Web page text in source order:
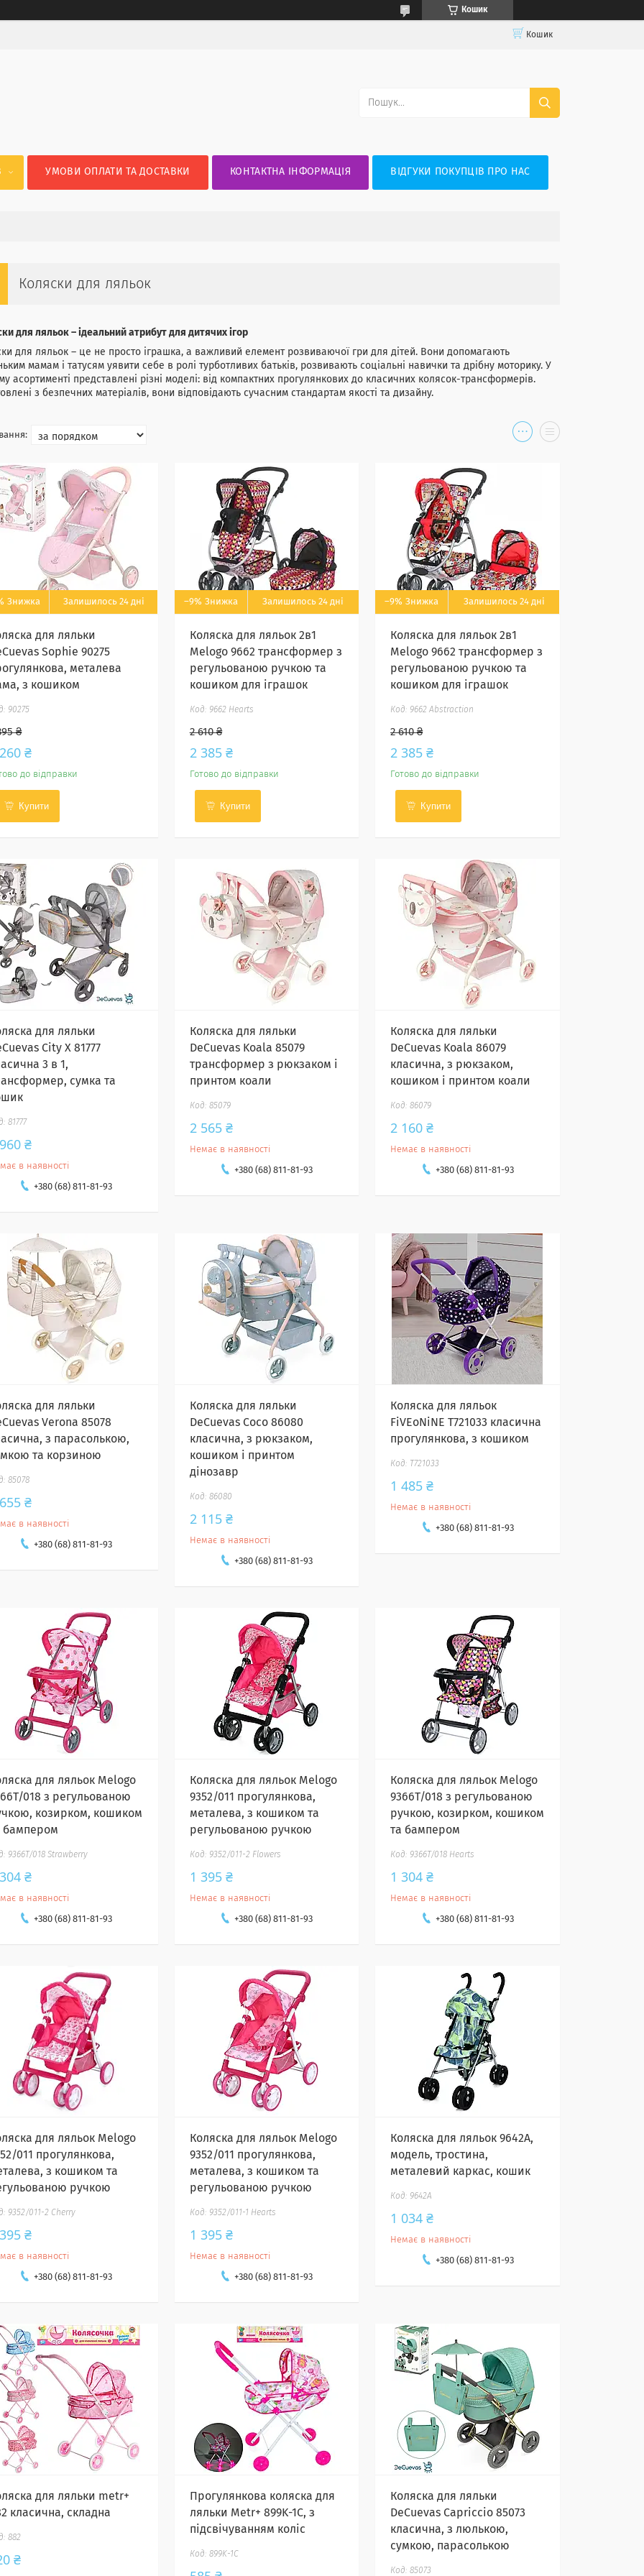
Кошик
Кошик
УМОВИ ОПЛАТИ ТА ДОСТАВКИ КОНТАКТНА ІНФОРМАЦІЯ ВІДГУКИ ПОКУПЦІВ ПРО НАС
Коляски для ляльок
для ляльок – ідеальний атрибут для дитячих ігор
для ляльок – це не просто іграшка, а важливий елемент розвиваючої гри для дітей. Вони допомагають
мамам і татусям уявити себе в ролі турботливих батьків, розвивають соціальні навички та дрібну моторику. У
асортименті представлені різні моделі: від компактних прогулянкових до класичних колясок-трансформерів.
з безпечних матеріалів, вони відповідають сучасним стандартам якості та дизайну.
Залишилось 24 дні
для ляльки
Sophie 90275
металева
з кошиком
90275
₴
₴
до відправки
Купити
–9% Залишилось 24 дні
Коляска для ляльок 2в1
Melogo 9662 трансформер з
регульованою ручкою та
кошиком для іграшок
9662 Hearts
2 610 ₴
2 385 ₴
Готово до відправки
Купити
–9% Залишилось 24 дні
Коляска для ляльок 2в1
Melogo 9662 трансформер з
регульованою ручкою та
кошиком для іграшок
9662 Abstraction
2 610 ₴
2 385 ₴
Готово до відправки
Купити
для ляльки
City X 81777
3 в 1,
сумка та
81777
₴
в наявності
+380 (68) 811-81-93
Коляска для ляльки
DeCuevas Koala 85079
трансформер з рюкзаком і
принтом коали
85079
2 565 ₴
Немає в наявності
+380 (68) 811-81-93
Коляска для ляльки
DeCuevas Koala 86079
класична, з рюкзаком,
кошиком і принтом коали
86079
2 160 ₴
Немає в наявності
+380 (68) 811-81-93
для ляльки
Verona 85078
з парасолькою,
та корзиною
85078
₴
в наявності
+380 (68) 811-81-93
Коляска для ляльки
DeCuevas Coco 86080
класична, з рюкзаком,
кошиком і принтом
дінозавр
86080
2 115 ₴
Немає в наявності
+380 (68) 811-81-93
Коляска для ляльок
FiVEoNiNE T721033 класична
прогулянкова, з кошиком
T721033
1 485 ₴
Немає в наявності
+380 (68) 811-81-93
для ляльок Melogo
018 з регульованою
козирком, кошиком
бампером
9366T/018 Strawberry
₴
в наявності
+380 (68) 811-81-93
Коляска для ляльок Melogo
9352/011 прогулянкова,
металева, з кошиком та
регульованою ручкою
9352/011-2 Flowers
1 395 ₴
Немає в наявності
+380 (68) 811-81-93
Коляска для ляльок Melogo
9366T/018 з регульованою
ручкою, козирком, кошиком
та бампером
9366T/018 Hearts
1 304 ₴
Немає в наявності
+380 (68) 811-81-93
для ляльок Melogo
011 прогулянкова,
з кошиком та
ручкою
9352/011-2 Сherry
₴
в наявності
+380 (68) 811-81-93
Коляска для ляльок Melogo
9352/011 прогулянкова,
металева, з кошиком та
регульованою ручкою
9352/011-1 Hearts
1 395 ₴
Немає в наявності
+380 (68) 811-81-93
Коляска для ляльок 9642A,
модель, тростина,
металевий каркас, кошик
9642A
1 034 ₴
Немає в наявності
+380 (68) 811-81-93
для ляльки metr+
класична, складна
882
₴
Прогулянкова коляска для
ляльки Metr+ 899K-1C, з
підсвічуванням коліс
899K-1C
Коляска для ляльки
DeCuevas Capriccio 85073
класична, з люлькою,
сумкою, парасолькою
85073